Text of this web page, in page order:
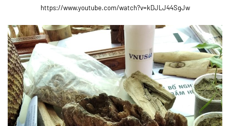
https://www.youtube.com/watch?v=kDJLJ44SgJw